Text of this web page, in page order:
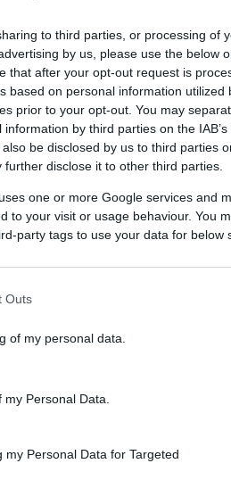
to third parties, or processing of
by us, please use the below
that after your opt-out request is
based on personal information utilized
prior to your opt-out. You may
by third parties on the
be disclosed by us to third parties
further disclose it to other third parties.
one or more Google services and
to your visit or usage behaviour. You
party tags to use your data for below
Outs
of my personal data.
Personal Data.
Personal Data for Targeted